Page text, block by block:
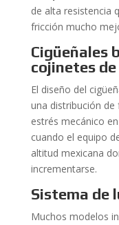
de alta resistencia
fricción mucho
Cigüeñales
cojinetes
El diseño del
una distribución de
estrés mecánico
cuando el equipo
altitud mexicana
incrementarse.
Sistema de
Muchos modelos